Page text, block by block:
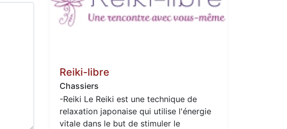
Reiki-libre
Chassiers
-Reiki Le Reiki est une technique de
relaxation japonaise qui utilise l'énergie
vitale dans le but de stimuler le